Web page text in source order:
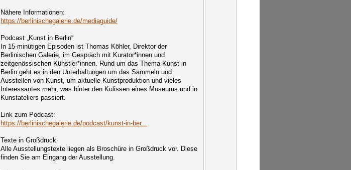
Nähere Informationen:
https://berlinischegalerie.de/mediaguide/
Podcast „Kunst in Berlin“
In 15-minütigen Episoden ist Thomas Köhler, Direktor der
Berlinischen Galerie, im Gespräch mit Kurator*innen und
zeitgenössischen Künstler*innen. Rund um das Thema Kunst in
Berlin geht es in den Unterhaltungen um das Sammeln und
Ausstellen von Kunst, um aktuelle Kunstproduktion und vieles
Interessantes mehr, was hinter den Kulissen eines Museums und in
Kunstateliers passiert.
Link zum Podcast:
https://berlinischegalerie.de/podcast/kunst-in-ber...
Texte in Großdruck
Alle Ausstellungstexte liegen als Broschüre in Großdruck vor. Diese
finden Sie am Eingang der Ausstellung.